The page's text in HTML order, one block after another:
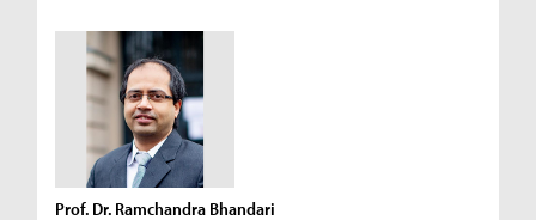
Prof. Dr. Ramchandra Bhandari